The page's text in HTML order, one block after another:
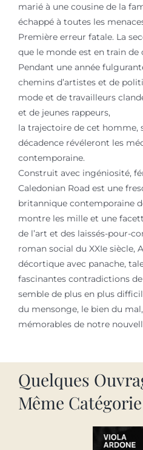
marié à une cousine de la
échappé à toutes les
Première erreur fatale. La
que le monde est en train de
Pendant une année
chemins d’artistes et de
mode et de travailleurs
et de jeunes rappeurs,
la trajectoire de cet homme,
décadence révéleront les
contemporaine.
Construit avec ingéniosité,
Caledonian Road est une
britannique contemporaine
montre les mille et une
de l’art et des laissés-pour-
roman social du XXIe siècle,
décortique avec panache,
fascinantes contradictions
semble de plus en plus
du mensonge, le bien du
mémorables de notre
Quelques
Même Catégorie